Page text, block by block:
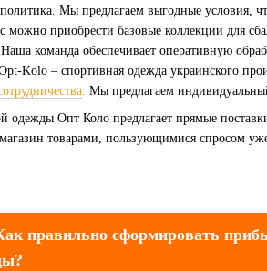
Мы предлагаем выгодные условия,
можно приобрести базовые коллекции для
команда обеспечивает оперативную
Kolo – спортивная одежда украинского
Мы предлагаем
одежды Опт Коло предлагает прямые
товарами, пользующимися спросом
правильно сформировать